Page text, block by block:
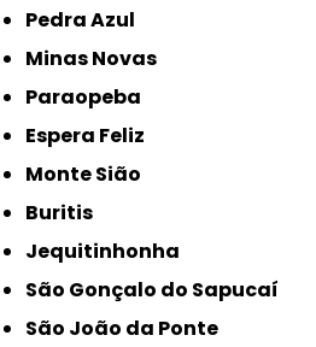
Pedra Azul
Minas Novas
Paraopeba
Espera Feliz
Monte Sião
Buritis
Jequitinhonha
São Gonçalo do Sapucaí
São João da Ponte